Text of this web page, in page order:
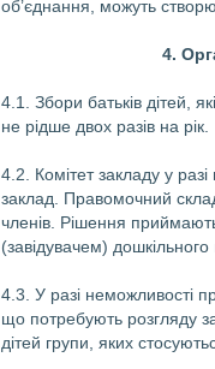
об’єднання, можуть
4.
4.1. Збори батьків дітей,
не рідше двох разів на рік.
4.2. Комітет закладу у разі
заклад. Правомочний склад
членів. Рішення
(завідувачем)
4.3. У разі неможливості
що потребують розгляду
дітей групи, яких